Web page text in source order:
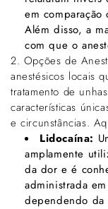
em
Além disso, a
com que o
2. Opções de
anestésicos locais
tratamento de
características
e circunstâncias.
Lidocaína:
amplamente
da dor e é
administrada
dependendo da